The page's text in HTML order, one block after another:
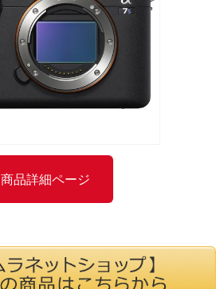
商品詳細ページ